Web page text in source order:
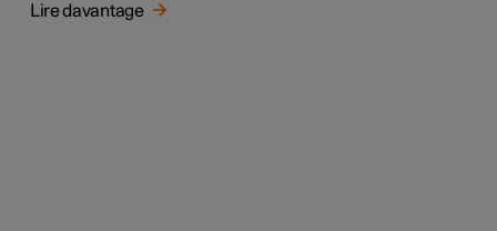
Lire davantage